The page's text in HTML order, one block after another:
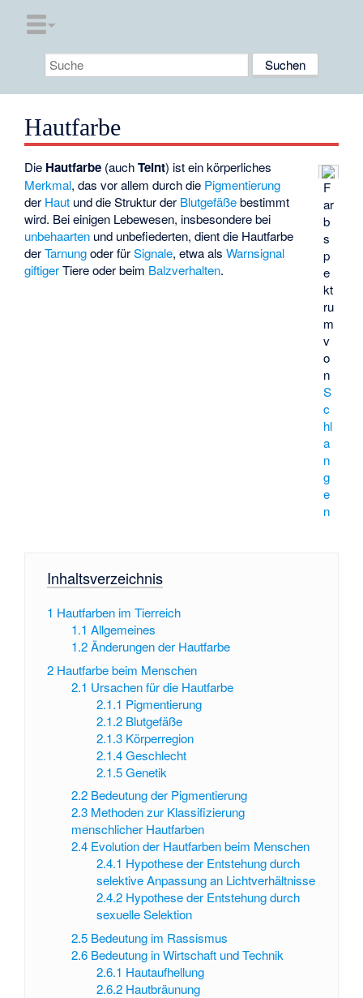
Hautfarbe
F
ar
b
s
p
e
kt
ru
m
v
o
n
S
c
hl
a
n
g
e
n
Die Hautfarbe (auchTeint) ist ein körperliches
Merkmal, das vor allem durch die Pigmentierung
der Haut und die Struktur der Blutgefäßebestimmt
wird. Bei einigen Lebewesen, insbesondere bei
unbehaarten und unbefiederten, dient die Hautfarbe
derTarnungoder fürSignale, etwa alsWarnsignal
giftigerTiere oder beim Balzverhalten.
Inhaltsverzeichnis
1 Hautfarben im Tierreich
1.1 Allgemeines
1.2 Änderungen der Hautfarbe
2 Hautfarbe beim Menschen
2.1 Ursachen für die Hautfarbe
2.1.1 Pigmentierung
2.1.2 Blutgefäße
2.1.3 Körperregion
2.1.4 Geschlecht
2.1.5 Genetik
2.2 Bedeutung der Pigmentierung
2.3 Methoden zur Klassifizierung
menschlicher Hautfarben
2.4 Evolution der Hautfarben beim Menschen
2.4.1 Hypothese der Entstehung durch
selektive Anpassung an Lichtverhältnisse
2.4.2 Hypothese der Entstehung durch
sexuelle Selektion
2.5 Bedeutung im Rassismus
2.6 Bedeutung in Wirtschaft und Technik
2.6.1 Hautaufhellung
2.6.2 Hautbräunung